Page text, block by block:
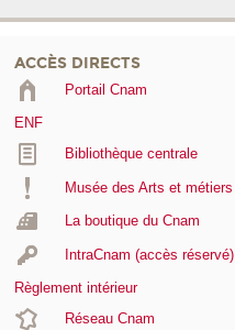
ACCÈS DIRECTS
Portail Cnam
ENF
Bibliothèque centrale
Musée des Arts et métiers
La boutique du Cnam
IntraCnam (accès réservé)
Règlement intérieur
Réseau Cnam